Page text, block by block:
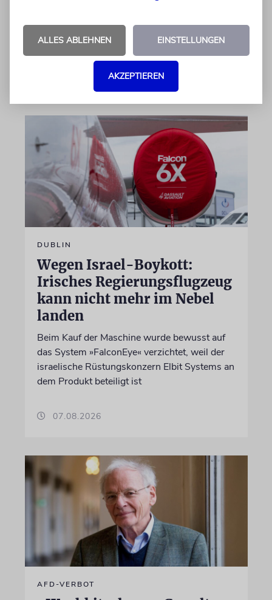
prämierten Film »No Other Land« beteiligt.
Jetzt steht der mutmaßliche Täter vor Gericht
DUBLIN
Wegen Israel-Boykott:
Irisches Regierungsflugzeug
kann nicht mehr im Nebel
landen
Beim Kauf der Maschine wurde bewusst auf
das System »FalconEye« verzichtet, weil der
israelische Rüstungskonzern Elbit Systems an
dem Produkt beteiligt ist
07.08.2026
AFD-VERBOT
ALLES ABLEHNEN EINSTELLUNGEN
AKZEPTIEREN